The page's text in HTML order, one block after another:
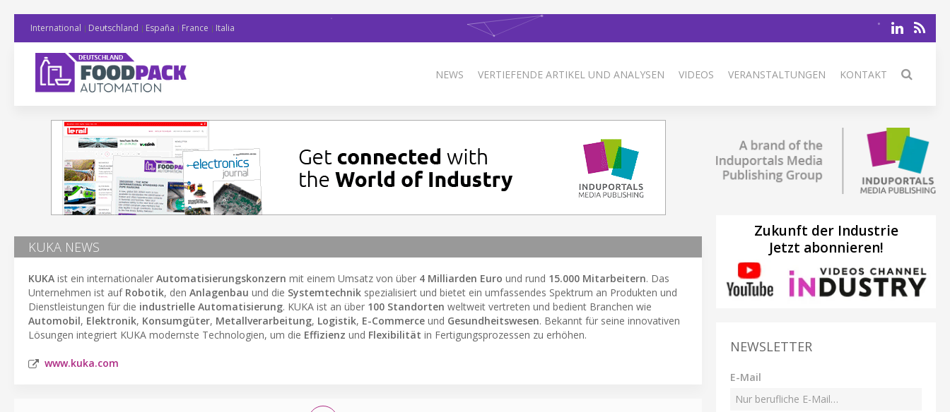
International Deutschland España France Italia
NEWS VERTIEFENDE ARTIKEL UND ANALYSEN VIDEOS VERANSTALTUNGEN KONTAKT
KUKA NEWS
KUKA ist ein internationaler Automatisierungskonzern mit einem Umsatz von über 4 Milliarden Euro und rund 15.000 Mitarbeitern. Das
Unternehmen ist auf Robotik, den Anlagenbau und die Systemtechnik spezialisiert und bietet ein umfassendes Spektrum an Produkten und
Dienstleistungen für die industrielle Automatisierung. KUKA ist an über 100 Standorten weltweit vertreten und bedient Branchen wie
Automobil, Elektronik, Konsumgüter, Metallverarbeitung, Logistik, E-Commerce und Gesundheitswesen. Bekannt für seine innovativen
Lösungen integriert KUKA modernste Technologien, um die Effizienz und Flexibilität in Fertigungsprozessen zu erhöhen.
www.kuka.com
Zukunft der Industrie
Jetzt abonnieren!
NEWSLETTER
E-Mail